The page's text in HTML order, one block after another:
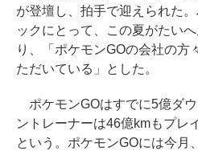
が登壇し、拍手で迎えられた
ックにとって、この夏がたい
り、「ポケモンGOの会社の方
ただいている」とした。
ポケモンGOはすでに5億ダ
ントレーナーは46億kmもプレ
という。ポケモンGOには今月